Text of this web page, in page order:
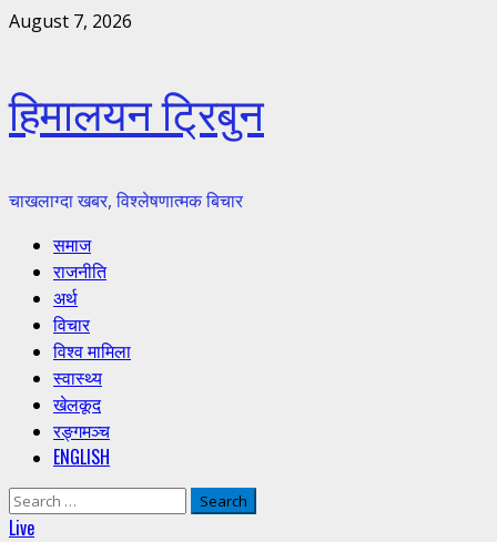
Skip
August 7, 2026
हिमालयन ट्रिबुन
चाखलाग्दा खबर, विश्लेषणात्मक बिचार
Primary
Menu
समाज
राजनीति
अर्थ
विचार
विश्व मामिला
स्वास्थ्य
खेलकूद
रङ्गमञ्च
ENGLISH
Search
for:
Live